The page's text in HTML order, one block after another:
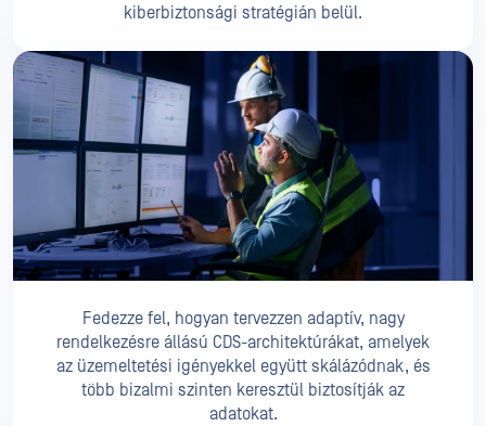
kiberbiztonsági stratégián belül.
Fedezze fel, hogyan tervezzen adaptív, nagy
rendelkezésre állású CDS-architektúrákat, amelyek
az üzemeltetési igényekkel együtt skálázódnak, és
több bizalmi szinten keresztül biztosítják az
adatokat.